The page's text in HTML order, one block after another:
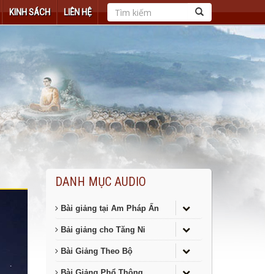
KINH SÁCH LIÊN HỆ
DANH MỤC AUDIO
Bài giảng tại Am Pháp Ấn
Bải giảng cho Tăng Ni
Bài Giảng Theo Bộ